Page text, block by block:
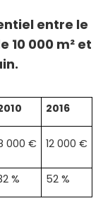
entre le
10 000 m² et
2016
000 € 12 000 €
% 52 %